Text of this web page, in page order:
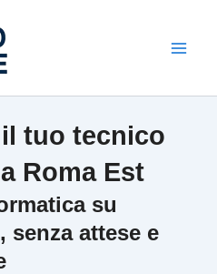
tuo tecnico
Roma Est
su
senza attese e